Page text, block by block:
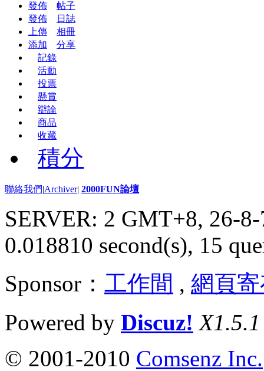
發佈
帖子
發佈
日誌
上傳
相冊
添加
分享
記錄
活動
投票
懸賞
辯論
商品
收藏
積分
聯絡我們|Archiver| 2000FUN論壇
SERVER: 2 GMT+8, 26-
0.018810 second(s), 15
Sponsor： 工作間 , 網頁
Powered by Discuz! X1.5.1
© 2001-2010 Comsenz Inc.